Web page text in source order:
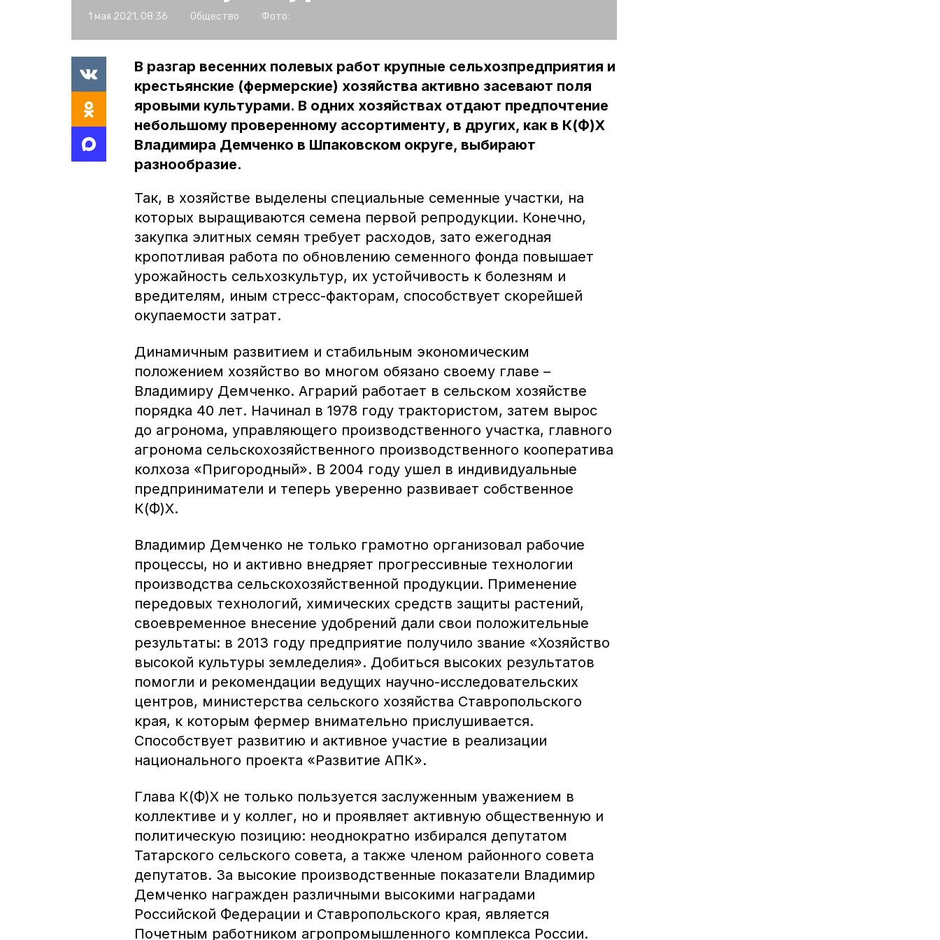
1 мая 2021, 08:36 Общество Фото:
В разгар весенних полевых работ крупные сельхозпредприятия и
крестьянские (фермерские) хозяйства активно засевают поля
яровыми культурами. В одних хозяйствах отдают предпочтение
небольшому проверенному ассортименту, в других, как в К(Ф)Х
Владимира Демченко в Шпаковском округе, выбирают
разнообразие.
Так, в хозяйстве выделены специальные семенные участки, на
которых выращиваются семена первой репродукции. Конечно,
закупка элитных семян требует расходов, зато ежегодная
кропотливая работа по обновлению семенного фонда повышает
урожайность сельхозкультур, их устойчивость к болезням и
вредителям, иным стресс-факторам, способствует скорейшей
окупаемости затрат.
Динамичным развитием и стабильным экономическим
положением хозяйство во многом обязано своему главе –
Владимиру Демченко. Аграрий работает в сельском хозяйстве
порядка 40 лет. Начинал в 1978 году трактористом, затем вырос
до агронома, управляющего производственного участка, главного
агронома сельскохозяйственного производственного кооператива
колхоза «Пригородный». В 2004 году ушел в индивидуальные
предприниматели и теперь уверенно развивает собственное
К(Ф)Х.
Владимир Демченко не только грамотно организовал рабочие
процессы, но и активно внедряет прогрессивные технологии
производства сельскохозяйственной продукции. Применение
передовых технологий, химических средств защиты растений,
своевременное внесение удобрений дали свои положительные
результаты: в 2013 году предприятие получило звание «Хозяйство
высокой культуры земледелия». Добиться высоких результатов
помогли и рекомендации ведущих научно-исследовательских
центров, министерства сельского хозяйства Ставропольского
края, к которым фермер внимательно прислушивается.
Способствует развитию и активное участие в реализации
национального проекта «Развитие АПК».
Глава К(Ф)Х не только пользуется заслуженным уважением в
коллективе и у коллег, но и проявляет активную общественную и
политическую позицию: неоднократно избирался депутатом
Татарского сельского совета, а также членом районного совета
депутатов. За высокие производственные показатели Владимир
Демченко награжден различными высокими наградами
Российской Федерации и Ставропольского края, является
Почетным работником агропромышленного комплекса России.